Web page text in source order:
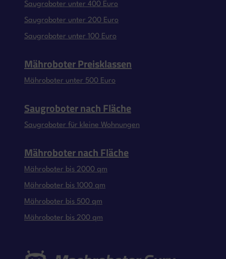
Saugroboter unter 400 Euro
Saugroboter unter 200 Euro
Saugroboter unter 100 Euro
Mähroboter Preisklassen
Mähroboter unter 500 Euro
Saugroboter nach Fläche
Saugroboter für kleine Wohnungen
Mähroboter nach Fläche
Mähroboter bis 2000 qm
Mähroboter bis 1000 qm
Mähroboter bis 500 qm
Mähroboter bis 200 qm